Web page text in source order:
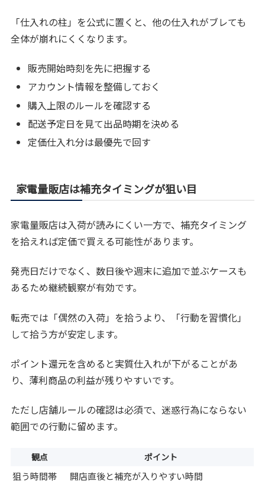
「仕入れの柱」を公式に置くと、他の仕入れがブレても
全体が崩れにくくなります。
販売開始時刻を先に把握する
アカウント情報を整備しておく
購入上限のルールを確認する
配送予定日を見て出品時期を決める
定価仕入れ分は最優先で回す
家電量販店は補充タイミングが狙い目
家電量販店は入荷が読みにくい一方で、補充タイミング
を拾えれば定価で買える可能性があります。
発売日だけでなく、数日後や週末に追加で並ぶケースも
あるため継続観察が有効です。
転売では「偶然の入荷」を拾うより、「行動を習慣化」
して拾う方が安定します。
ポイント還元を含めると実質仕入れが下がることがあ
り、薄利商品の利益が残りやすいです。
ただし店舗ルールの確認は必須で、迷惑行為にならない
範囲での行動に留めます。
観点 ポイント
狙う時間帯 開店直後と補充が入りやすい時間